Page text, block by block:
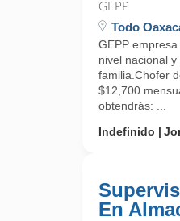
GEPP
Todo
GEPP
nivel nacional
familia.Chofer
$12,700
obtendrás: ...
Indefinido
En